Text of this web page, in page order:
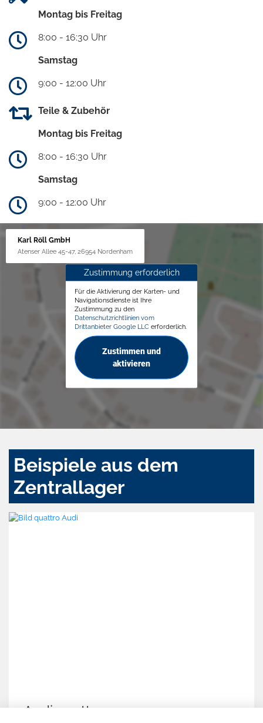
Montag bis Freitag
8:00 - 16:30 Uhr
Samstag
9:00 - 12:00 Uhr
Teile & Zubehör
Montag bis Freitag
8:00 - 16:30 Uhr
Samstag
9:00 - 12:00 Uhr
Karl Röll GmbH
Atenser Allee 45-47, 26954 Nordenham
Zustimmung erforderlich
Für die Aktivierung der Karten- und
Navigationsdienste ist Ihre
Zustimmung zu den
Datenschutzrichtlinien vom
Drittanbieter Google LLC erforderlich.
Zustimmen und
aktivieren
Beispiele aus dem
Zentrallager
Hyundai TUCSON